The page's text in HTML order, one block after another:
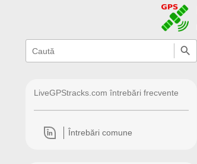
quick
search
LiveGPStracks.com întrebări frecvente
În Întrebări comune